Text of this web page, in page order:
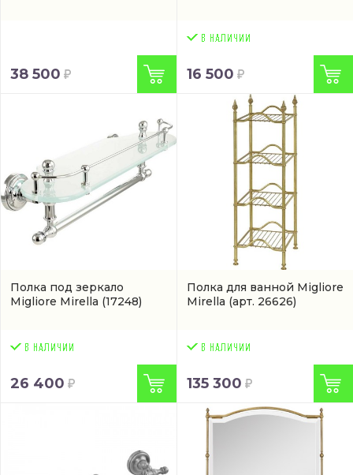
38 500 16 500
Полка под зеркало
Migliore Mirella (17248)
26 400
Полка для ванной Migliore
Mirella (арт. 26626)
135 300